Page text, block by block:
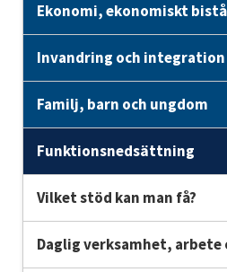
Ekonomi, ekonomiskt
Invandring och integration
Familj, barn och ungdom
Funktionsnedsättning
Vilket stöd kan man få?
Daglig verksamhet,